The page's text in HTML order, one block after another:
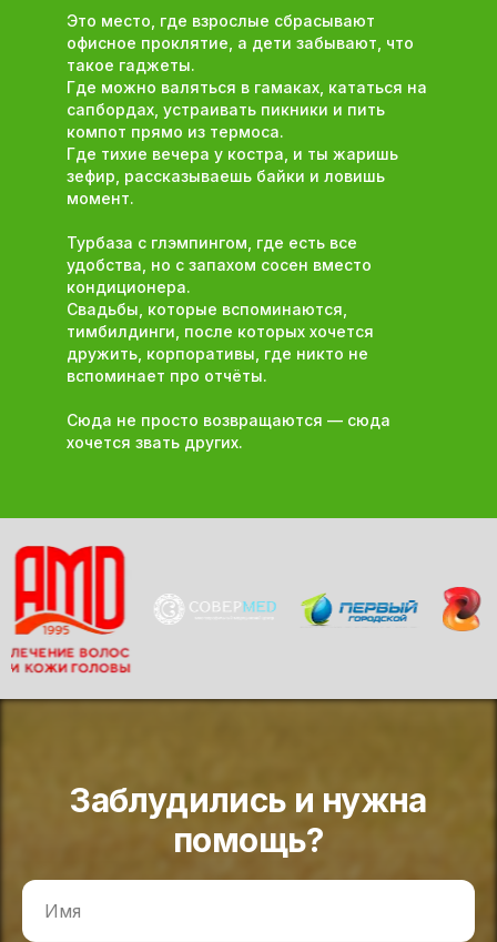
Это место, где взрослые сбрасывают
офисное проклятие, а дети забывают, что
такое гаджеты.
Где можно валяться в гамаках, кататься на
сапбордах, устраивать пикники и пить
компот прямо из термоса.
Где тихие вечера у костра, и ты жаришь
зефир, рассказываешь байки и ловишь
момент.
Турбаза с глэмпингом, где есть все
удобства, но с запахом сосен вместо
кондиционера.
Свадьбы, которые вспоминаются,
тимбилдинги, после которых хочется
дружить, корпоративы, где никто не
вспоминает про отчёты.
Сюда не просто возвращаются — сюда
хочется звать других.
Заблудились и нужна
помощь?